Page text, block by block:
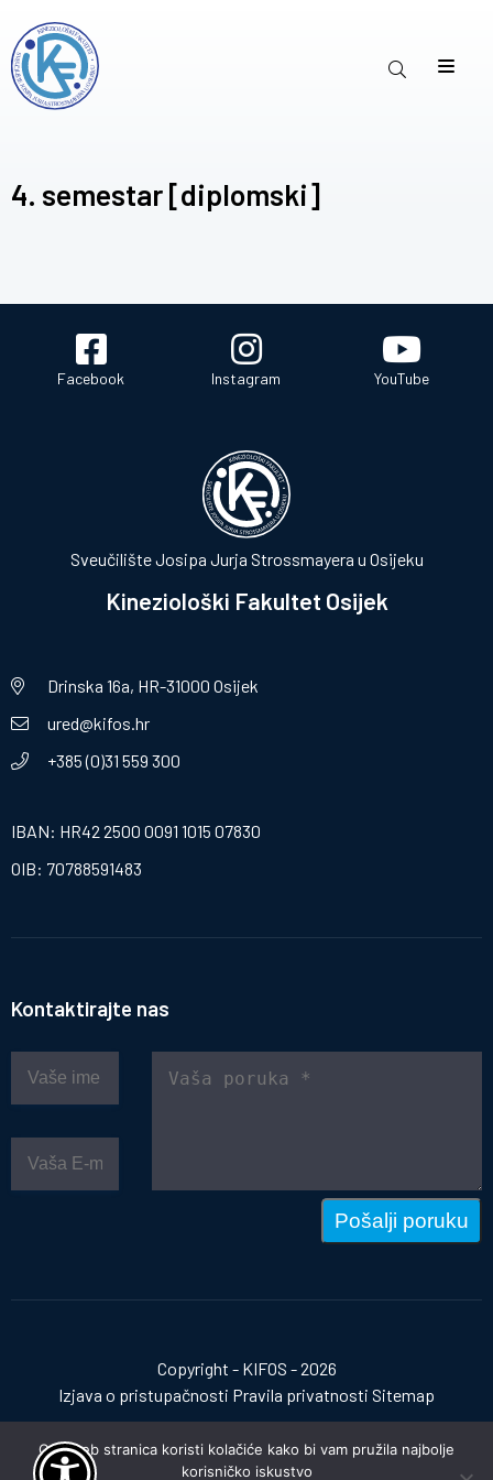
4. semestar [diplomski]
Facebook Instagram YouTube
Sveučilište Josipa Jurja Strossmayera u Osijeku
Kineziološki Fakultet Osijek
Drinska 16a, HR-31000 Osijek
ured@kifos.hr
+385 (0)31 559 300
IBAN: HR42 2500 0091 1015 07830
OIB: 70788591483
Kontaktirajte nas
Pošalji poruku
Copyright - KIFOS - 2026
Izjava o pristupačnosti Pravila privatnosti Sitemap
Izrada web stranica:invictum.hr
Ova web stranica koristi kolačiće kako bi vam pružila najbolje
korisničko iskustvo